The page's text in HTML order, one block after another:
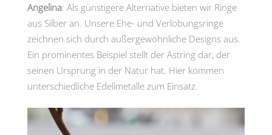
Angelina: Als günstigere Alternative bieten wir Ringe
aus Silber an. Unsere Ehe- und Verlobungsringe
zeichnen sich durch außergewöhnliche Designs aus.
Ein prominentes Beispiel stellt der Astring dar, der
seinen Ursprung in der Natur hat. Hier kommen
unterschiedliche Edellmetalle zum Einsatz.